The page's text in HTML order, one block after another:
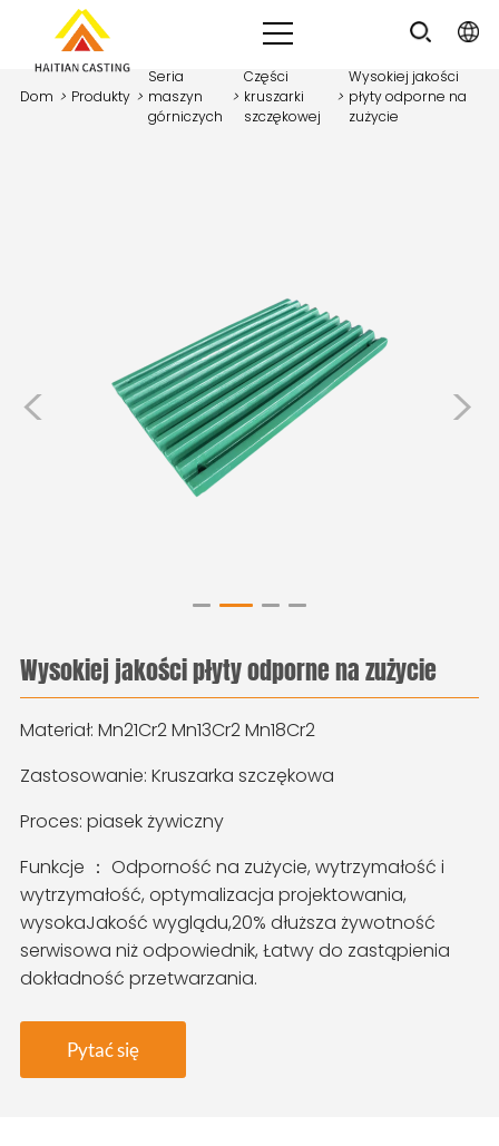
Dom > Produkty >
Seria
maszyn
górniczych
>
Części
kruszarki
szczękowej
>
Wysokiej jakości
płyty odporne na
zużycie
>
<
Wysokiej jakości płyty odporne na zużycie
Materiał: Mn21Cr2 Mn13Cr2 Mn18Cr2
Zastosowanie: Kruszarka szczękowa
Proces: piasek żywiczny
Funkcje ： Odporność na zużycie, wytrzymałość i
wytrzymałość, optymalizacja projektowania,
wysokaJakość wyglądu,20% dłuższa żywotność
serwisowa niż odpowiednik, Łatwy do zastąpienia
dokładność przetwarzania.
Pytać się